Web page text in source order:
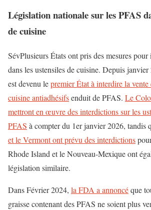
Législation nationale sur les PFAS
de cuisine
SévPlusieurs États ont pris des mesures
dans les ustensiles de cuisine. Depuis
est devenu lepremier État à interdire la vente
cuisine antiadhésifsenduit de PFAS. Le
mettront en œuvre des interdictions sur les
PFAS à compter du 1er janvier 2026, tandis
et le Vermont ont prévu des interdictions
Rhode Island et le Nouveau-Mexique ont
législation similaire.
DansFévrier 2024, la FDA a annoncéque
graisse contenant des PFAS ne soient plus